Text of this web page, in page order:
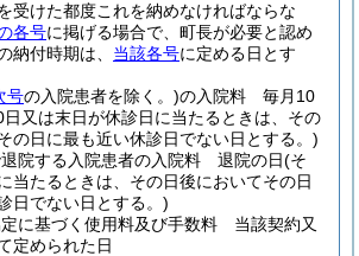
受けた都度これを納めなければならな
各号に掲げる場合で、町長が必要と認め
納付時期は、 当該各号に定める日とす
号の入院患者を除く。)の入院料 毎月10
日又は末日が休診日に当たるときは、その
の日に最も近い休診日でない日とする。)
退院する入院患者の入院料 退院の日(そ
当たるときは、その日後においてその日
日でない日とする。)
に基づく使用料及び手数料 当該契約又
定められた日